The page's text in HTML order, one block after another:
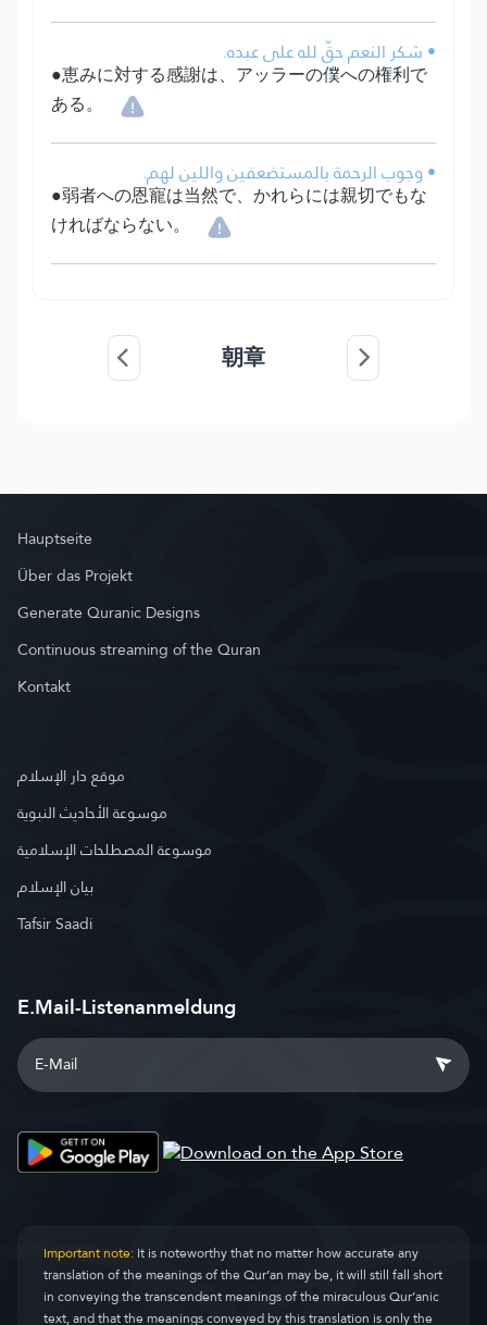
• شكر النعم حقّ لله على عبده.
●恵みに対する感謝は、アッラーの僕への権利で
ある。
• وجوب الرحمة بالمستضعفين واللين لهم.
●弱者への恩寵は当然で、かれらには親切でもな
ければならない。
朝章
Hauptseite
Über das Projekt
Generate Quranic Designs
Continuous streaming of the Quran
Kontakt
موقع دار الإسلام
موسوعة الأحاديث النبوية
موسوعة المصطلحات الإسلامية
بيان الإسلام
Tafsir Saadi
E.Mail-Listenanmeldung
Important note:It is noteworthy that no matter how accurate any
translation of the meanings of the Qur’an may be, it will still fall short
in conveying the transcendent meanings of the miraculous Qur’anic
text, and that the meanings conveyed by this translation is only the